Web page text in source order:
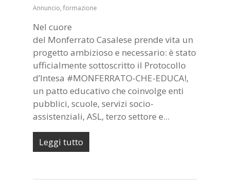
Annuncio, formazione
Nel cuore
del Monferrato Casalese prende vita un
progetto ambizioso e necessario: è stato
ufficialmente sottoscritto il Protocollo
d’Intesa #MONFERRATO-CHE-EDUCA!,
un patto educativo che coinvolge enti
pubblici, scuole, servizi socio-
assistenziali, ASL, terzo settore e...
Leggi tutto